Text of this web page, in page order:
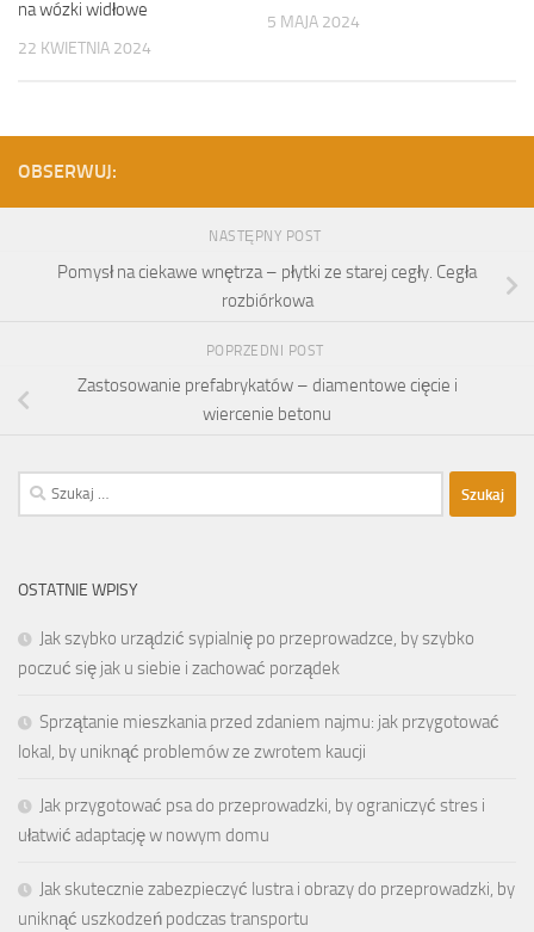
na wózki widłowe
22 KWIETNIA 2024
5 MAJA 2024
OBSERWUJ:
NASTĘPNY POST
Pomysł na ciekawe wnętrza – płytki ze starej cegły. Cegła
rozbiórkowa
POPRZEDNI POST
Zastosowanie prefabrykatów – diamentowe cięcie i
wiercenie betonu
Szukaj:
OSTATNIE WPISY
Jak szybko urządzić sypialnię po przeprowadzce, by szybko
poczuć się jak u siebie i zachować porządek
Sprzątanie mieszkania przed zdaniem najmu: jak przygotować
lokal, by uniknąć problemów ze zwrotem kaucji
Jak przygotować psa do przeprowadzki, by ograniczyć stres i
ułatwić adaptację w nowym domu
Jak skutecznie zabezpieczyć lustra i obrazy do przeprowadzki, by
uniknąć uszkodzeń podczas transportu